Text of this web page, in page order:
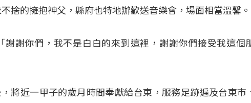
捨的擁抱神父，縣府也特地辦歡送音樂會，場面相當溫馨。
謝謝你們，我不是白白的來到這裡，謝謝你們接受我這個
將近一甲子的歲月時間奉獻給台東，服務足跡遍及台東市